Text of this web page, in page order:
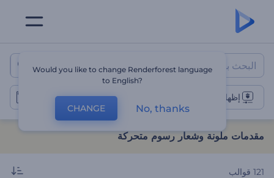
مقدمات ملونة وشعار رسوم
إظهار الشعار الملون
مقدمات ملونة وشعار رسوم متحركة
121 قوالب
Would you like to change Renderforest language
to English?
CHANGE No, thanks